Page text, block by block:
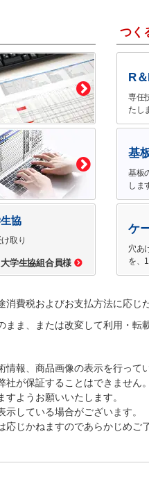
協
取り
大学生協組合員様
つく
R
専任
たし
基
基板
しま
ケ
穴あ
を、
費税およびお支払方法に応じ
ま、または改変して利用・転
報、商品画像の表示を行ってい
が保証することはできません。
ようお願いいたします。
している場合がございます。
じかねますのであらかじめご